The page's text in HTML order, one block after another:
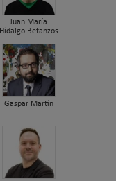
Juan María
Hidalgo Betanzos
Gaspar Martín